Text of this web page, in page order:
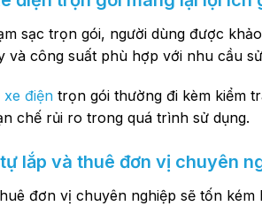
sạc trọn gói, người dùng được
và công suất phù hợp với nhu cầu
xe điện trọn gói thường đi kèm kiểm
chế rủi ro trong quá trình sử dụng.
lắp và thuê đơn vị chuyên
đơn vị chuyên nghiệp sẽ tốn